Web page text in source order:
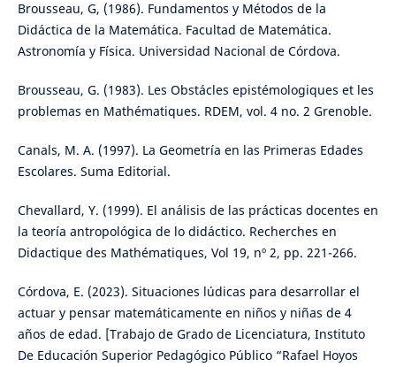
Brousseau, G, (1986). Fundamentos y Métodos de la
Didáctica de la Matemática. Facultad de Matemática.
Astronomía y Física. Universidad Nacional de Córdova.
Brousseau, G. (1983). Les Obstácles epistémologiques et les
problemas en Mathématiques. RDEM, vol. 4 no. 2 Grenoble.
Canals, M. A. (1997). La Geometría en las Primeras Edades
Escolares. Suma Editorial.
Chevallard, Y. (1999). El análisis de las prácticas docentes en
la teoría antropológica de lo didáctico. Recherches en
Didactique des Mathématiques, Vol 19, nº 2, pp. 221-266.
Córdova, E. (2023). Situaciones lúdicas para desarrollar el
actuar y pensar matemáticamente en niños y niñas de 4
años de edad. [Trabajo de Grado de Licenciatura, Instituto
De Educación Superior Pedagógico Público “Rafael Hoyos